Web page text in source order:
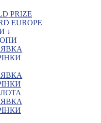
PRIZE
EUROPE
↓